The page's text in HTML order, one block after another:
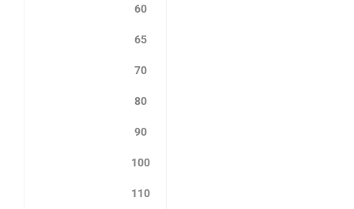
60
65
70
80
90
100
110